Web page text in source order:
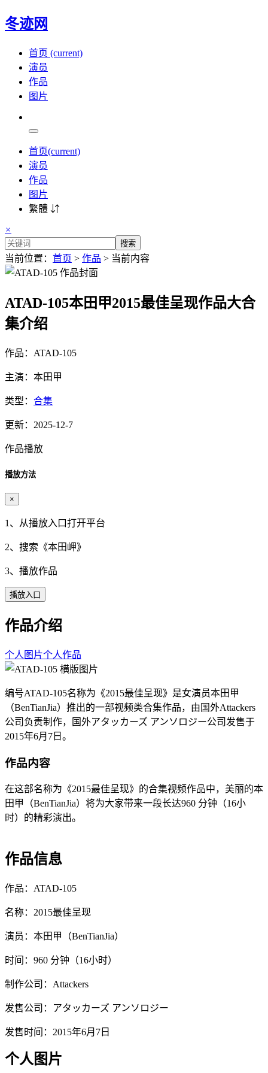
冬迹网
首页 (current)
演员
作品
图片
首页(current)
演员
作品
图片
繁體 ⇵
×
搜索
当前位置： 首页 > 作品 > 当前内容
ATAD-105本田甲2015最佳呈现作品大合
集介绍
作品：ATAD-105
主演：本田甲
类型： 合集
更新：2025-12-7
作品播放
播放方法
×
1、从播放入口打开平台
2、搜索《本田岬》
3、播放作品
播放入口
作品介绍
个人图片个人作品
编号ATAD-105名称为《2015最佳呈现》是女演员本田甲
（BenTianJia）推出的一部视频类合集作品，由国外Attackers
公司负责制作，国外アタッカーズ アンソロジー公司发售于
2015年6月7日。
作品内容
在这部名称为《2015最佳呈现》的合集视频作品中，美丽的本
田甲（BenTianJia）将为大家带来一段长达960 分钟（16小
时）的精彩演出。
作品信息
作品：ATAD-105
名称：2015最佳呈现
演员：本田甲（BenTianJia）
时间：960 分钟（16小时）
制作公司：Attackers
发售公司：アタッカーズ アンソロジー
发售时间：2015年6月7日
个人图片